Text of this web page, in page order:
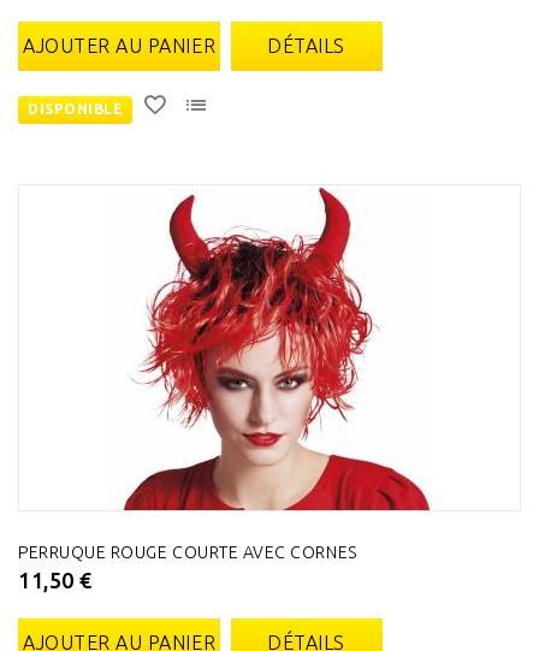
AJOUTER AU PANIER DÉTAILS
DISPONIBLE
PERRUQUE ROUGE COURTE AVEC CORNES
11,50 €
AJOUTER AU PANIER DÉTAILS